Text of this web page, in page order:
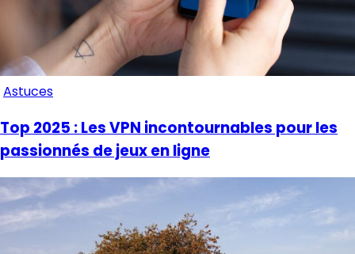
Astuces
Top 2025 : Les VPN incontournables pour les
passionnés de jeux en ligne